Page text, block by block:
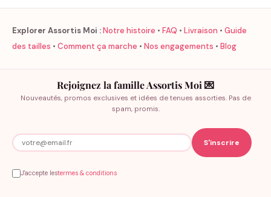
Explorer Assortis Moi :Notre histoire • FAQ • Livraison • Guide
des tailles • Comment ça marche • Nos engagements • Blog
Rejoignez la famille Assortis Moi 💌
Nouveautés, promos exclusives et idées de tenues assorties. Pas de
spam, promis.
J'accepte lestermes & conditions